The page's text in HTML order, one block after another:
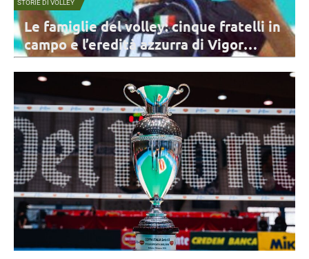
cinque fratelli in
di Vigor
e della mamma Federica
VOLLEY MERCATO
Brugherio, Piacentini
squadra: “Un’emozione
sogno che si realizza”
di Serie A3: "Il mio obiettivo è crescere,
sempre".